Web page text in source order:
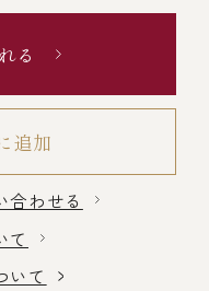
る
追加
合わせる
て
いて